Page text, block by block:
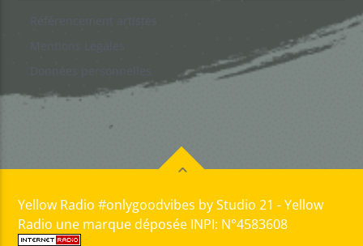
Yellow Radio #onlygoodvibes by Studio 21 - Yellow
Radio une marque déposée INPI: N°4583608